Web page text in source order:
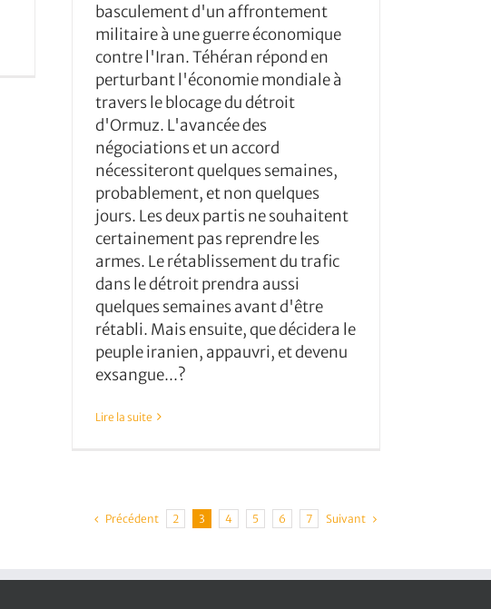
basculement d'un affrontement
militaire à une guerre économique
contre l'Iran. Téhéran répond en
perturbant l'économie mondiale à
travers le blocage du détroit
d'Ormuz. L'avancée des
négociations et un accord
nécessiteront quelques semaines,
probablement, et non quelques
jours. Les deux partis ne souhaitent
certainement pas reprendre les
armes. Le rétablissement du trafic
dans le détroit prendra aussi
quelques semaines avant d'être
rétabli. Mais ensuite, que décidera le
peuple iranien, appauvri, et devenu
exsangue...?
Lire la suite
Précédent 2 3 4 5 6 7 Suivant